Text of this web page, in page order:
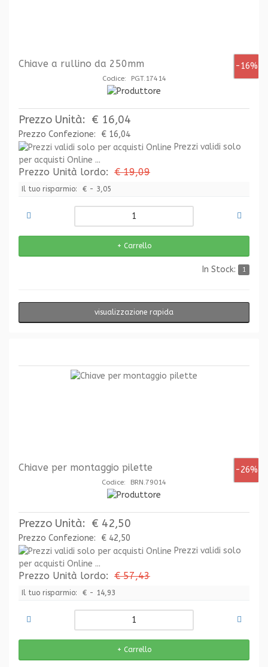
-16%
Chiave a rullino da 250mm
Codice: PGT.17414
Prezzo Unità: € 16,04
Prezzo Confezione:
€ 16,04
Prezzi validi solo
per acquisti Online ...
Prezzo Unità lordo: € 19,09
Il tuo risparmio: € - 3,05
In Stock: 1
visualizzazione rapida
-26%
Chiave per montaggio pilette
Codice: BRN.79014
Prezzo Unità: € 42,50
Prezzo Confezione:
€ 42,50
Prezzi validi solo
per acquisti Online ...
Prezzo Unità lordo: € 57,43
Il tuo risparmio: € - 14,93